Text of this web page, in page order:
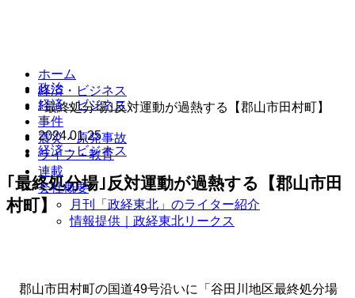
政治
経済・ビジネス
事件
震災・原発事故
ライフ・教育
連載
会社概要
月刊「政経東北」のライター紹介
情報提供｜政経東北リークス
ホーム
経済・ビジネス
｢最終処分場｣反対運動が過熱する【郡山市田村町】
2024.01.25
経済・ビジネス
｢最終処分場｣反対運動が過熱する【郡山市田
村町】
郡山市田村町の国道49号沿いに「谷田川地区最終処分場